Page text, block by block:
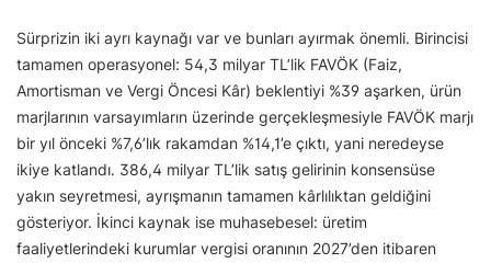
Sürprizin iki ayrı kaynağı var ve bunları ayırmak önemli. Birincisi
tamamen operasyonel: 54,3 milyar TL’lik FAVÖK (Faiz,
Amortisman ve Vergi Öncesi Kâr) beklentiyi %39 aşarken, ürün
marjlarının varsayımların üzerinde gerçekleşmesiyle FAVÖK marjı
bir yıl önceki %7,6’lık rakamdan %14,1’e çıktı, yani neredeyse
ikiye katlandı. 386,4 milyar TL’lik satış gelirinin konsensüse
yakın seyretmesi, ayrışmanın tamamen kârlılıktan geldiğini
gösteriyor. İkinci kaynak ise muhasebesel: üretim
faaliyetlerindeki kurumlar vergisi oranının 2027’den itibaren